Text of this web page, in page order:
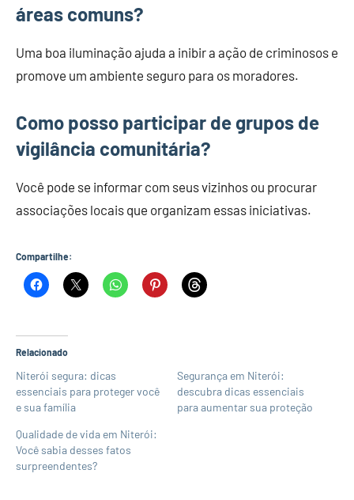
áreas comuns?
Uma boa iluminação ajuda a inibir a ação de criminosos e
promove um ambiente seguro para os moradores.
Como posso participar de grupos de
vigilância comunitária?
Você pode se informar com seus vizinhos ou procurar
associações locais que organizam essas iniciativas.
Compartilhe:
Relacionado
Niterói segura: dicas
essenciais para proteger você
e sua família
Segurança em Niterói:
descubra dicas essenciais
para aumentar sua proteção
Qualidade de vida em Niterói:
Você sabia desses fatos
surpreendentes?